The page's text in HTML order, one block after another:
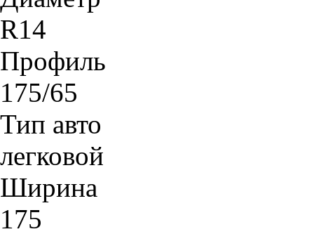
R14
Профиль
175/65
Тип авто
легковой
Ширина
175